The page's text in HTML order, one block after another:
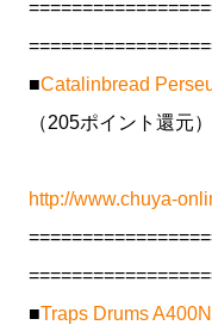
■Catalinbread
（205ポイント還元）
http://www.chuya-
■Traps Drums